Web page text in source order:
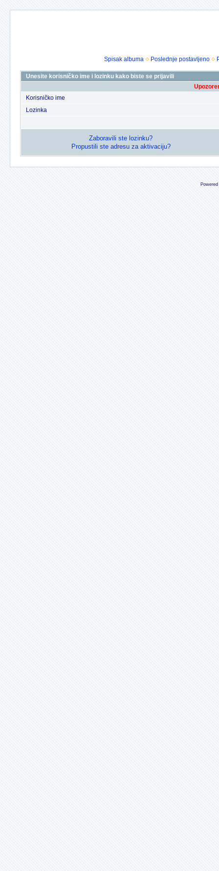
Spisak albuma Poslednje postavljeno
Unesite korisničko ime i lozinku kako biste se prijavili
Korisničko ime
Lozinka
Zaboravili ste lozinku?
Propustili ste adresu za aktivaciju?